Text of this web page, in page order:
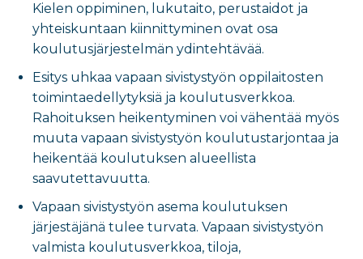
Kielen oppiminen, lukutaito, perustaidot ja
yhteiskuntaan kiinnittyminen ovat osa
koulutusjärjestelmän ydintehtävää.
Esitys uhkaa vapaan sivistystyön oppilaitosten
toimintaedellytyksiä ja koulutusverkkoa.
Rahoituksen heikentyminen voi vähentää myös
muuta vapaan sivistystyön koulutustarjontaa ja
heikentää koulutuksen alueellista
saavutettavuutta.
Vapaan sivistystyön asema koulutuksen
järjestäjänä tulee turvata. Vapaan sivistystyön
valmista koulutusverkkoa, tiloja,